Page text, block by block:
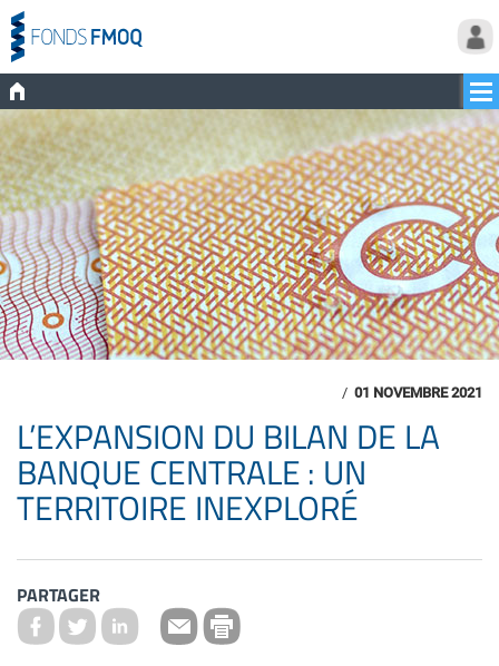
/ 01 NOVEMBRE 2021
L’EXPANSION DU BILAN DE LA
BANQUE CENTRALE : UN
TERRITOIRE INEXPLORÉ
PARTAGER